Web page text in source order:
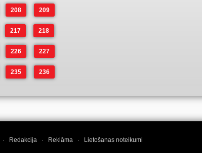
208 209
217 218
226 227
235 236
· Redakcija · Reklāma · Lietošanas noteikumi